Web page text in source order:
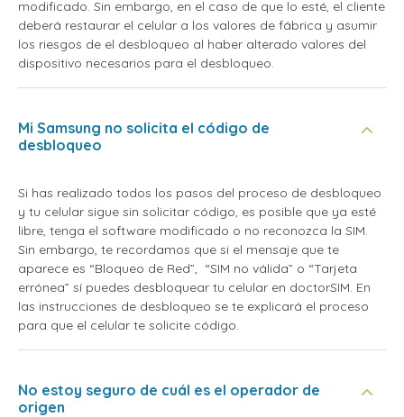
modificado. Sin embargo, en el caso de que lo esté, el cliente
deberá restaurar el celular a los valores de fábrica y asumir
los riesgos de el desbloqueo al haber alterado valores del
dispositivo necesarios para el desbloqueo.
Mi Samsung no solicita el código de
desbloqueo
Si has realizado todos los pasos del proceso de desbloqueo
y tu celular sigue sin solicitar código, es posible que ya esté
libre, tenga el software modificado o no reconozca la SIM.
Sin embargo, te recordamos que si el mensaje que te
aparece es “Bloqueo de Red”, “SIM no válida” o “Tarjeta
errónea” sí puedes desbloquear tu celular en doctorSIM. En
las instrucciones de desbloqueo se te explicará el proceso
para que el celular te solicite código.
No estoy seguro de cuál es el operador de
origen